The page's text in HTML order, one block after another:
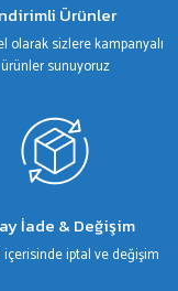
Ürünler
olarak sizlere kampanyalı
ürünler sunuyoruz
İade & Değişim
içerisinde iptal ve değişim